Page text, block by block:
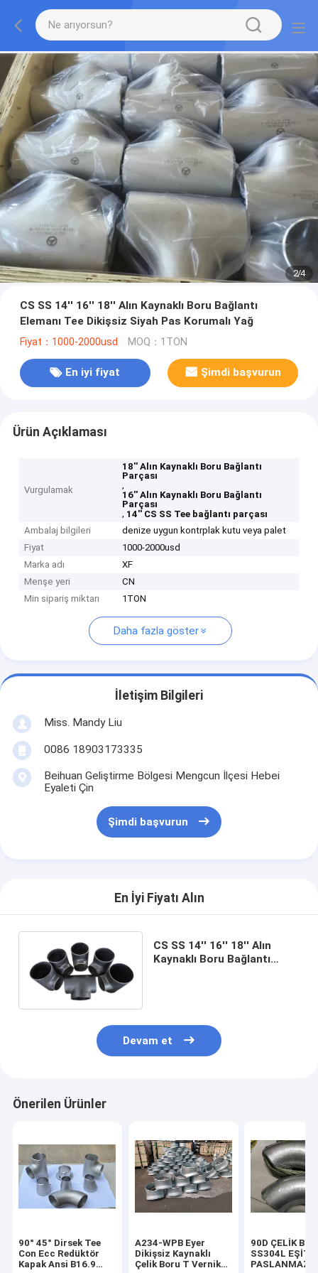
2/4
CS SS 14'' 16'' 18'' Alın Kaynaklı Boru Bağlantı
Elemanı Tee Dikişsiz Siyah Pas Korumalı Yağ
Fiyat：1000-2000usd MOQ：1TON
En iyi fiyat Şimdi başvurun
Ürün Açıklaması
Vurgulamak
18'' Alın Kaynaklı Boru Bağlantı
Parçası
,
16'' Alın Kaynaklı Boru Bağlantı
Parçası
, 14'' CS SS Tee bağlantı parçası
Ambalaj bilgileri
denize uygun kontrplak kutu veya palet
Fiyat
1000-2000usd
Marka adı
XF
Menşe yeri
CN
Min sipariş miktarı
1TON
Daha fazla göster
İletişim Bilgileri
Miss. Mandy Liu
0086 18903173335
Beihuan Geliştirme Bölgesi Mengcun İlçesi Hebei
Eyaleti Çin
Şimdi başvurun
En İyi Fiyatı Alın
CS SS 14'' 16'' 18'' Alın
Kaynaklı Boru Bağlantı
Devam et
Önerilen Ürünler
90° 45° Dirsek Tee
Con Ecc Redüktör
Kapak Ansi B16.9
A234-WPB Eyer
Dikişsiz Kaynaklı
Çelik Boru T Vernik
90D ÇELİK
SS304L EŞİT
PASLANMAZ